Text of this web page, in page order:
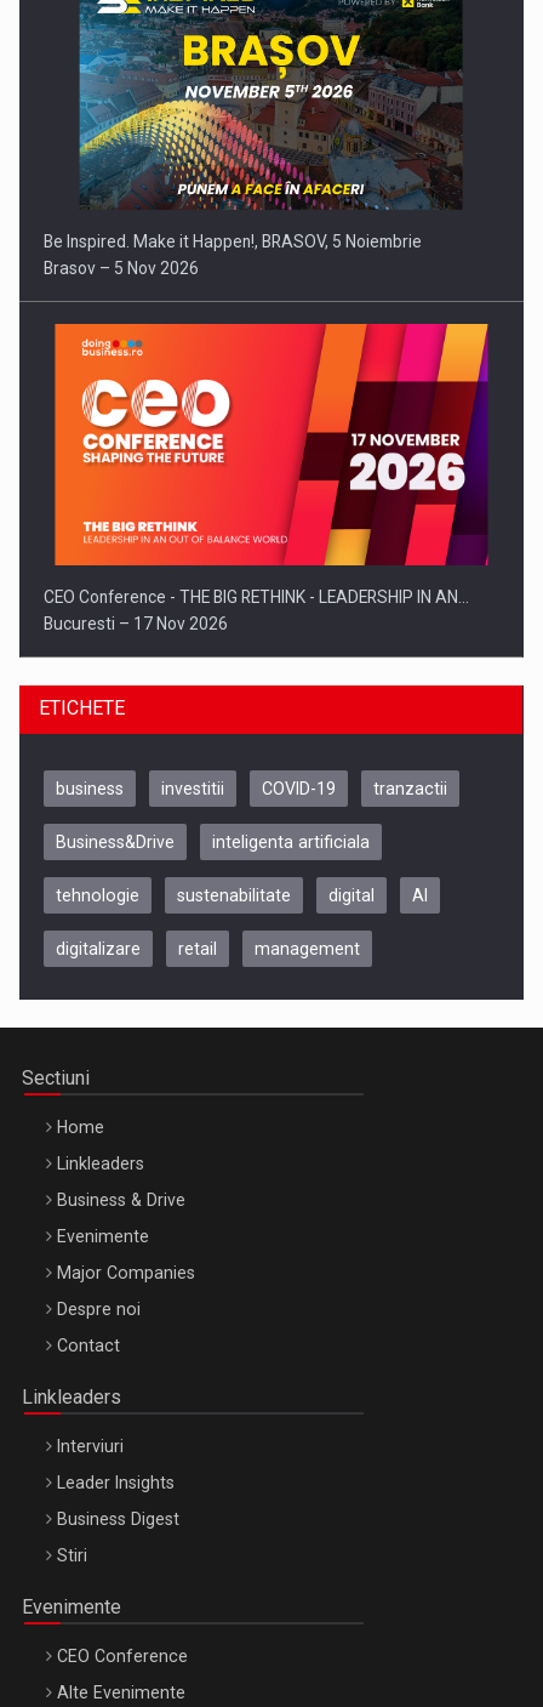
Be Inspired. Make it Happen!, BRASOV, 5 Noiembrie
Brasov – 5 Nov 2026
CEO Conference - THE BIG RETHINK - LEADERSHIP IN AN…
Bucuresti – 17 Nov 2026
Be Inspired. Make it Happen!, CLUJ, 9 Decembrie
Be Inspired. Make it Happen!, ARTEMIS LETO, ORADEA, 8
Octombrie
ETICHETE
business investitii COVID-19 tranzactii
Business&Drive inteligenta artificiala
tehnologie sustenabilitate digital AI
digitalizare retail management
Sectiuni
Home
Linkleaders
Business & Drive
Evenimente
Major Companies
Despre noi
Contact
Linkleaders
Interviuri
Leader Insights
Business Digest
Stiri
Evenimente
CEO Conference
Alte Evenimente